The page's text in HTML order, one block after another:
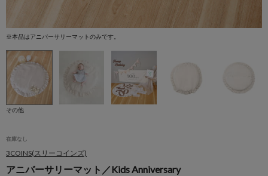
※本品はアニバーサリーマットのみです。
その他
在庫なし
3COINS(スリーコインズ)
アニバーサリーマット／Kids Anniversary